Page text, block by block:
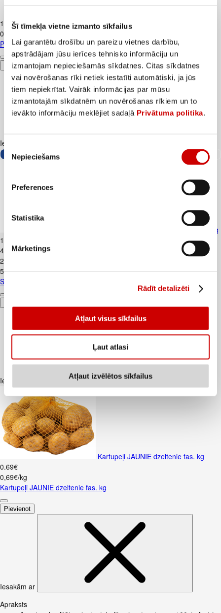
Šī tīmekļa vietne izmanto sīkfailus
Lai garantētu drošību un pareizu vietnes darbību,
apstrādājam jūsu ierīces tehnisko informāciju un
izmantojam nepieciešamās sīkdatnes. Citas sīkdatnes
vai novērošanas rīki netiek iestatīti automātiski, ja jūs
tiem nepiekrītat. Vairāk informācijas par mūsu
izmantotajām sīkdatnēm un novērošanas rīkiem un to
ievākto informāciju meklējiet sadaļā Privātuma politika.
Piekrišanas
izvēle
Nepieciešams
Preferences
Statistika
Mārketings
Rādīt detalizēti
Atļaut visus sīkfailus
Ļaut atlasi
Atļaut izvēlētos sīkfailus
1
37€
0,91€/l
Piens TERE 2,5% 1,5L
Pievienot
Iesakām ar
Skābais krējums VALMIERA 20% 450g
1
4,42€/kg
2
5,31€/kg
Skābais krējums VALMIERA 20% 450g
Iesakām ar
Kartupeļi JAUNIE dzeltenie fas. kg
0.69€
0,69€/kg
Kartupeļi JAUNIE dzeltenie fas. kg
Pievienot
Iesakām ar
Apraksts